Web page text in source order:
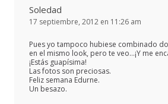
Soledad
17 septiembre, 2012 en 11:26 am
Pues yo tampoco hubiese combinado
en el mismo look, pero te veo…¡Y me
¡Estás guapísima!
Las fotos son preciosas.
Feliz semana Edurne.
Un besazo.